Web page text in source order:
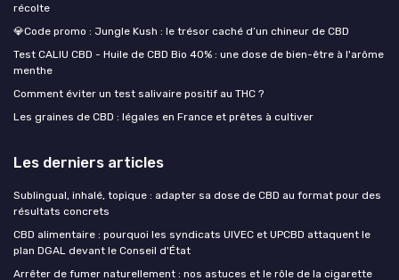
récolte
💎Code promo : Jungle Kush : le trésor caché d’un chineur de CBD
Test CALIU CBD - Huile de CBD Bio 40% : une dose de bien-être à l'arôme
menthe
Comment éviter un test salivaire positif au THC ?
Les graines de CBD : légales en France et prêtes à cultiver
Les derniers articles
Sublingual, inhalé, topique : adapter sa dose de CBD au format pour des
résultats concrets
CBD alimentaire : pourquoi les syndicats UIVEC et UPCBD attaquent le
plan DGAL devant le Conseil d'État
Arrêter de fumer naturellement : nos astuces et le rôle de la cigarette